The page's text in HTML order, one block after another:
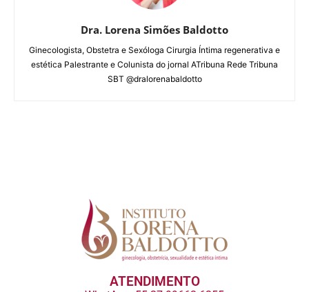
Dra. Lorena Simões Baldotto
Ginecologista, Obstetra e Sexóloga Cirurgia Íntima regenerativa e
estética Palestrante e Colunista do jornal ATribuna Rede Tribuna
SBT @dralorenabaldotto
ATENDIMENTO